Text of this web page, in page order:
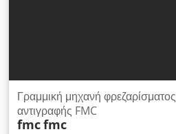
Γραμμική μηχανή φρεζαρίσματος
αντιγραφής FMC
fmcfmc